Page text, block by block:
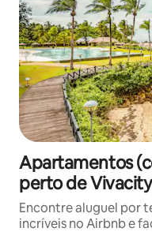
Apartamentos
perto de
Encontre aluguel por
incríveis no Airbnb e